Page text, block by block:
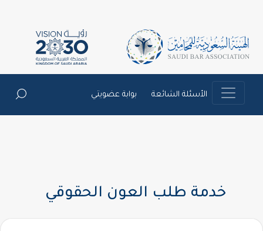
الأسئلة الشائعة بوابة عضويتي
خدمة طلب العون الحقوقي